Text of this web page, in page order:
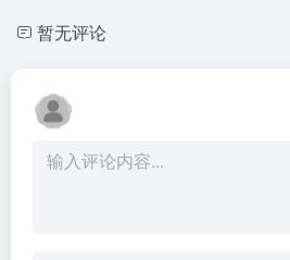
暂无评论